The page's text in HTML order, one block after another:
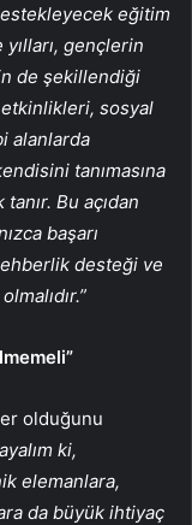
eğitim
yılları, gençlerin
de şekillendiği
etkinlikleri, sosyal
alanlarda
tanımasına
Bu açıdan
başarı
desteği ve
olduğunu
ki,
elemanlara,
da büyük ihtiyaç